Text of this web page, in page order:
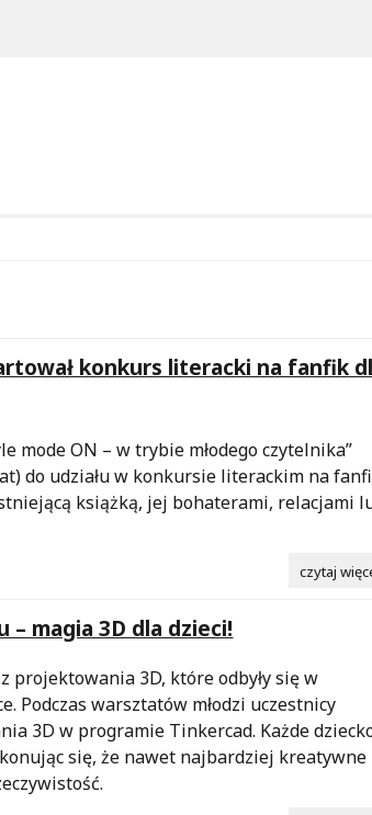
konkurs literacki na fanfik
mode ON – w trybie młodego czytelnika”
do udziału w konkursie literackim na
książką, jej bohaterami, relacjami
czytaj
magia 3D dla dzieci!
projektowania 3D, które odbyły się w
Podczas warsztatów młodzi uczestnicy
3D w programie Tinkercad. Każde
się, że nawet najbardziej kreatywne